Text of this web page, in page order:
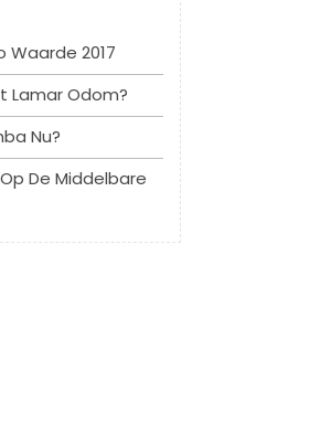
Waarde 2017
Lamar Odom?
Nu?
De Middelbare